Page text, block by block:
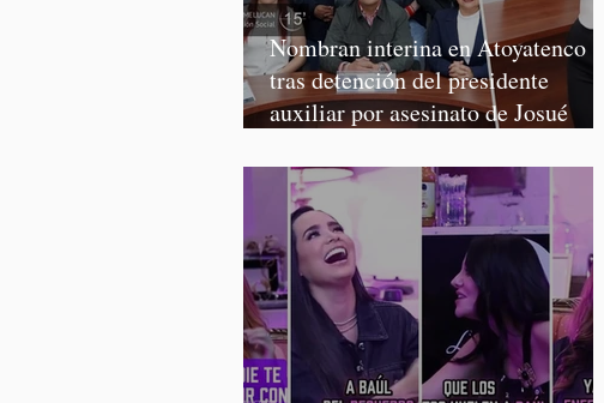
Nombran interina en Atoyatenco
tras detención del presidente
auxiliar por asesinato de Josué